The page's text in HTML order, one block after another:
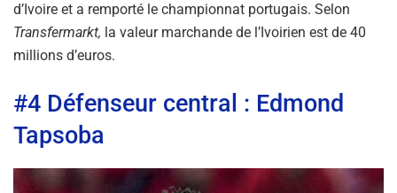
d’Ivoire et a remporté le championnat portugais. Selon
Transfermarkt, la valeur marchande de l’Ivoirien est de 40
millions d’euros.
#4 Défenseur central : Edmond
Tapsoba